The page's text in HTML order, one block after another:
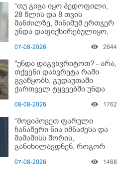
“თუ გიგა იყო პედოფილი,
28 წლის და 8 თვის
მანძილზე, მინიმუმ ერთჯერ
უნდა დაფიქსირებულიყო,
ამზადებდა მოსწავლეებს! -
ვისაც გიგა სექსუალურად
ავიწროებდა” - ეკა კუპატაძე
07-08-2026 2644
"უნდა დაგვხვრიტოთ? - არა,
თქვენი დახვრეტა რაში
გვაწყობს, გუდაუთაში
ქართველ ტყვეებში უნდა
08-08-2026 1762
“მოვიპოვეთ ფარული
ჩანაწერი ნია იმნაძესა და
მამამისს შორის,
განიხილავდნენ, როგორ
დანაშაული” - რას ამბობს
07-08-2026 1468